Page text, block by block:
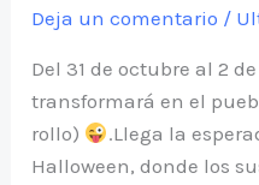
Deja un comentario /
Del 31 de octubre al 2
transformará en el
rollo)
.Llega la
Halloween, donde los